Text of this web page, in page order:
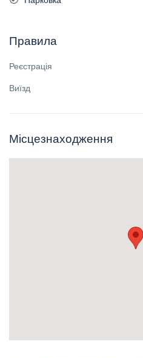
Правила
Реєстрація
Виїзд
Місцезнаходження